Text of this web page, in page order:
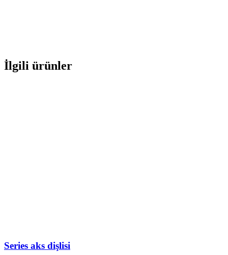
İlgili ürünler
Series aks dişlisi